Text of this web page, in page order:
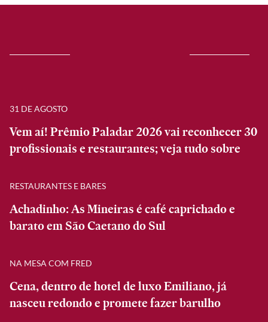
31 DE AGOSTO
Vem aí! Prêmio Paladar 2026 vai reconhecer 30
profissionais e restaurantes; veja tudo sobre
RESTAURANTES E BARES
Achadinho: As Mineiras é café caprichado e
barato em São Caetano do Sul
NA MESA COM FRED
Cena, dentro de hotel de luxo Emiliano, já
nasceu redondo e promete fazer barulho